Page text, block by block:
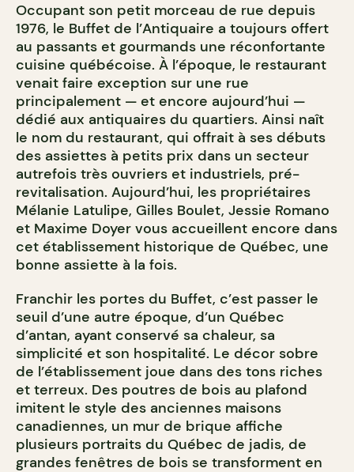
Occupant son petit morceau de rue depuis
1976, le Buffet de l’Antiquaire a toujours offert
au passants et gourmands une réconfortante
cuisine québécoise. À l’époque, le restaurant
venait faire exception sur une rue
principalement — et encore aujourd’hui —
dédié aux antiquaires du quartiers. Ainsi naît
le nom du restaurant, qui offrait à ses débuts
des assiettes à petits prix dans un secteur
autrefois très ouvriers et industriels, pré-
revitalisation. Aujourd’hui, les propriétaires
Mélanie Latulipe, Gilles Boulet, Jessie Romano
et Maxime Doyer vous accueillent encore dans
cet établissement historique de Québec, une
bonne assiette à la fois.
Franchir les portes du Buffet, c’est passer le
seuil d’une autre époque, d’un Québec
d’antan, ayant conservé sa chaleur, sa
simplicité et son hospitalité. Le décor sobre
de l’établissement joue dans des tons riches
et terreux. Des poutres de bois au plafond
imitent le style des anciennes maisons
canadiennes, un mur de brique affiche
plusieurs portraits du Québec de jadis, de
grandes fenêtres de bois se transforment en